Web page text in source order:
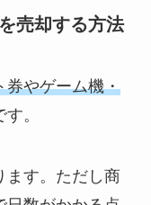
売却する方法
券やゲーム機・
す。
ます。ただし商